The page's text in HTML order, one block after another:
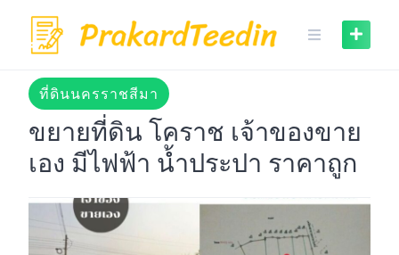
content
ที่ดินนครราชสีมา
ขยายที่ดิน โคราช เจ้าของขาย
เอง มีไฟฟ้า น้ำประปา ราคาถูก